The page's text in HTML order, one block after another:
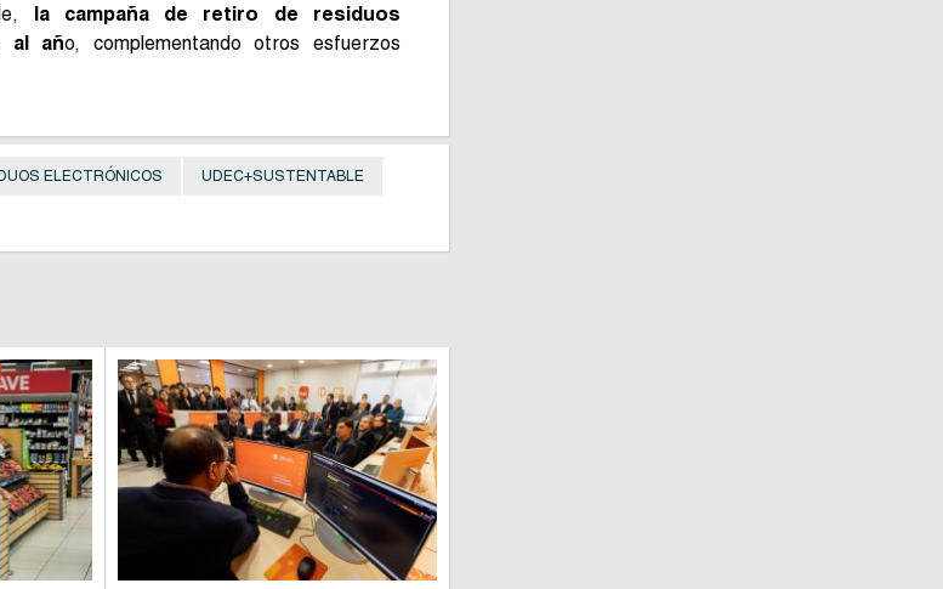
la campaña de retiro de residuos
al año, complementando otros esfuerzos
ELECTRÓNICOS UDEC+SUSTENTABLE